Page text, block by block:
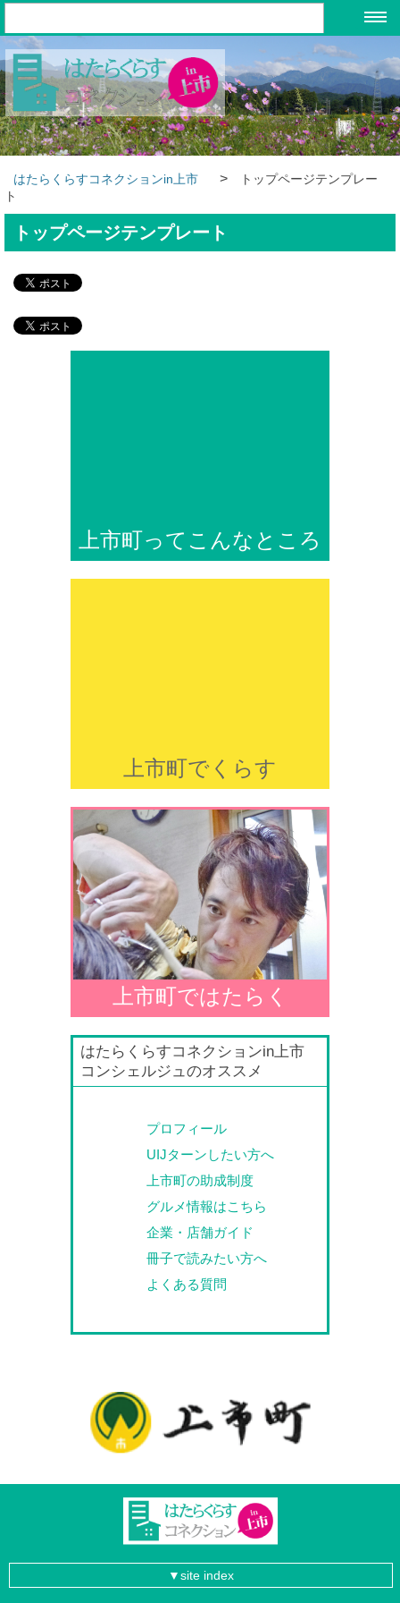
はたらくらすコネクションin上市 >
トップページテンプレー
ト
トップページテンプレート
上市町ってこんなところ
上市町でくらす
上市町ではたらく
はたらくらすコネクションin上市
コンシェルジュのオススメ
プロフィール
UIJターンしたい方へ
上市町の助成制度
グルメ情報はこちら
企業・店舗ガイド
冊子で読みたい方へ
よくある質問
site index